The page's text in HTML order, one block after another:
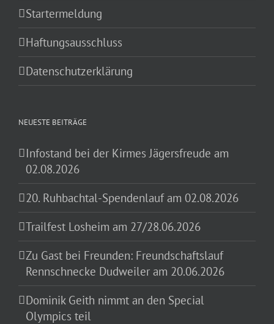
Startermeldung
Haftungsausschluss
Datenschutzerklärung
NEUESTE BEITRÄGE
Infostand bei der Kirmes Jägersfreude am
02.08.2026
20. Ruhbachtal-Spendenlauf am 02.08.2026
Trailfest Losheim am 27/28.06.2026
Zu Gast bei Freunden: Freundschaftslauf
Rennschnecke Dudweiler am 20.06.2026
Dominik Geith nimmt an den Special
Olympics teil